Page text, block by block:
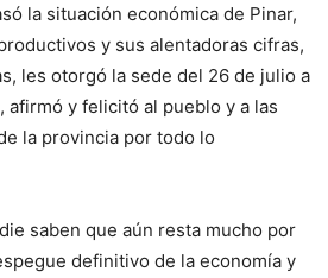
la situación económica de Pinar,
y sus alentadoras cifras,
les otorgó la sede del 26 de julio a
afirmó y felicitó al pueblo y a las
la provincia por todo lo
saben que aún resta mucho por
definitivo de la economía y